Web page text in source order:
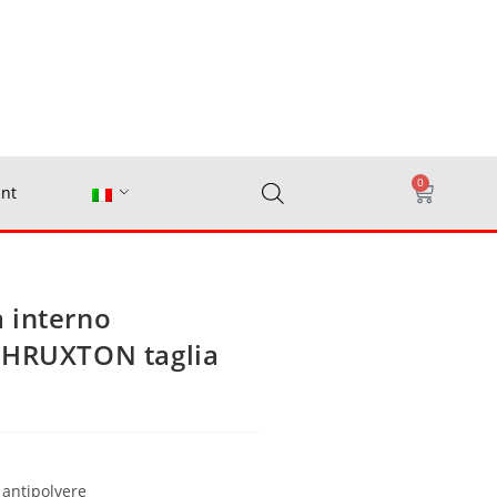
0
interno
taglia